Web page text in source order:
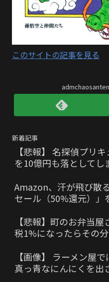
このサイトの記事を見る
新着記事
【悲報】 名探偵プリ
を10億円も落としてし
Amazon、汗が飛び散
セール（50%還元）」
【悲報】町のお弁当
税1%になったらその
【画像】 ラーメン屋
真っ青なにんにくを出